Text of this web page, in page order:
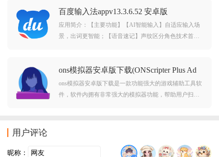
百度输入法appv13.3.6.52 安卓版
应用简介：【主要功能】【AI智能输入】自适应输入场
景，出词更智能；【语音速记】声纹区分角色技术首次
能语音输
ons模拟器安卓版下载(ONScripter Plus Ad
Free)v1.2.4 安卓版
ons模拟器安卓版下载是一款功能强大的游戏辅助工具软
件，软件内拥有非常强大的模拟器功能，帮助用户扫描
用户评论
昵称：